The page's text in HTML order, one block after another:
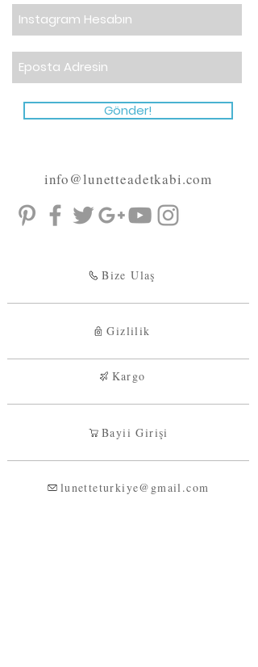
Gönder!
info@lunetteadetkabi.com
Bize Ulaş
Gizlilik
Kargo
Bayii Girişi
lunetteturkiye@gmail.com